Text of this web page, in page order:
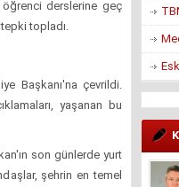
derslerine geç
topladı.
Başkanı'na çevrildi.
yaşanan bu
son günlerde yurt
şehrin en temel